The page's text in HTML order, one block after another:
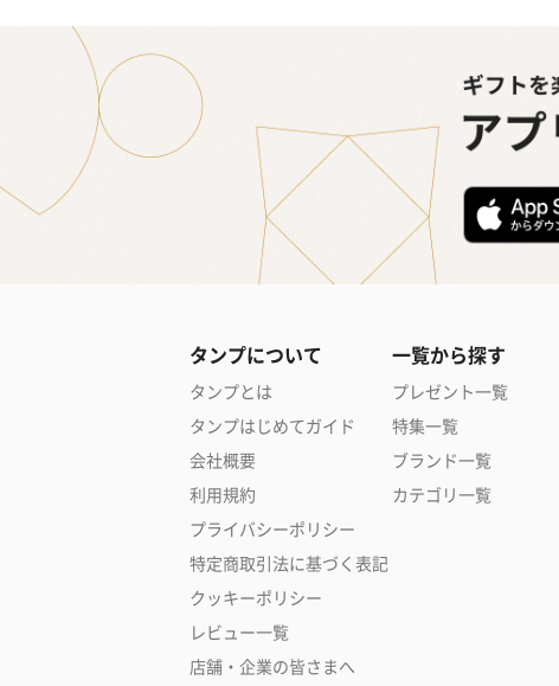
タンプについて
タンプとは
タンプはじめてガイド
会社概要
利用規約
プライバシーポリシー
特定商取引法に基づく表記
クッキーポリシー
レビュー一覧
店舗・企業の皆さまへ
一覧から探す
プレゼント一覧
特集一覧
ブランド一覧
カテゴリ一覧